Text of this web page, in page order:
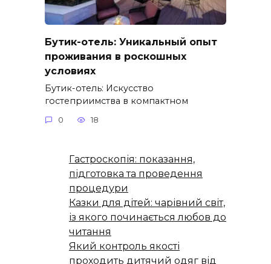
Бутик-отель: Уникальный опыт
проживания в роскошных
условиях
Бутик-отель: Искусство
гостеприимства в компактном
0 18
Гастроскопія: показання,
підготовка та проведення
процедури
Казки для дітей: чарівний світ,
із якого починається любов до
читання
Який контроль якості
проходить дитячий одяг від